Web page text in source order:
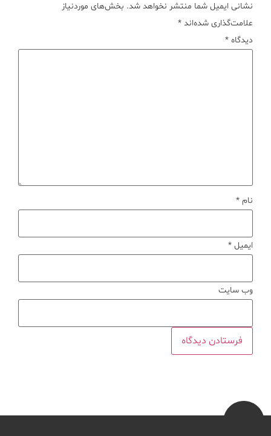
نشانی ایمیل شما منتشر نخواهد شد. بخش‌های موردنیاز
علامت‌گذاری شده‌اند *
دیدگاه *
نام *
ایمیل *
وب‌ سایت